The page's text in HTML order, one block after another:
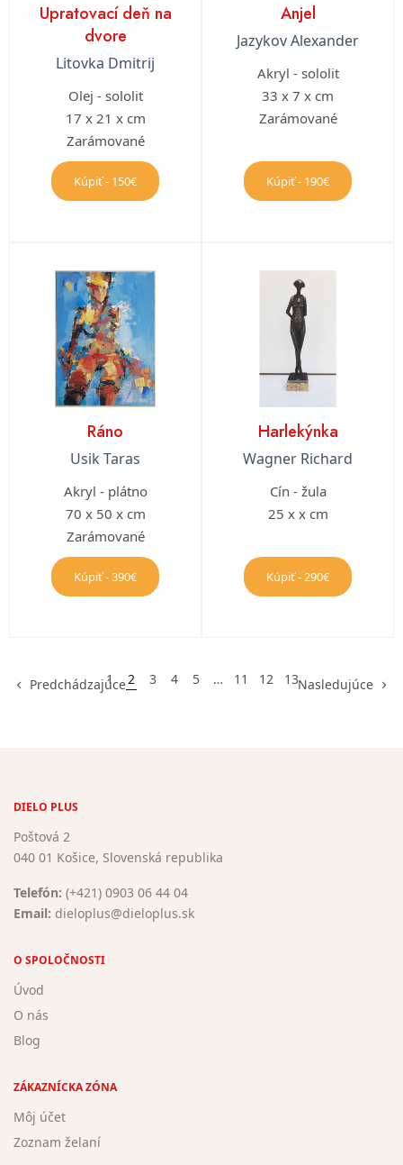
Upratovací deň na
dvore
Litovka Dmitrij
Olej - sololit
17 x 21 x cm
Zarámované
Kúpiť - 150€
Anjel
Jazykov Alexander
Akryl - sololit
33 x 7 x cm
Zarámované
Kúpiť - 190€
Ráno
Usik Taras
Akryl - plátno
70 x 50 x cm
Zarámované
Kúpiť - 390€
Harlekýnka
Wagner Richard
Cín - žula
25 x x cm
Kúpiť - 290€
Predchádzajúce
1 2 3 4 5 … 11 12 13Nasledujúce
DIELO PLUS
Poštová 2
040 01 Košice, Slovenská republika
Telefón: (+421) 0903 06 44 04
Email: dieloplus@dieloplus.sk
O SPOLOČNOSTI
Úvod
O nás
Blog
ZÁKAZNÍCKA ZÓNA
Môj účet
Zoznam želaní